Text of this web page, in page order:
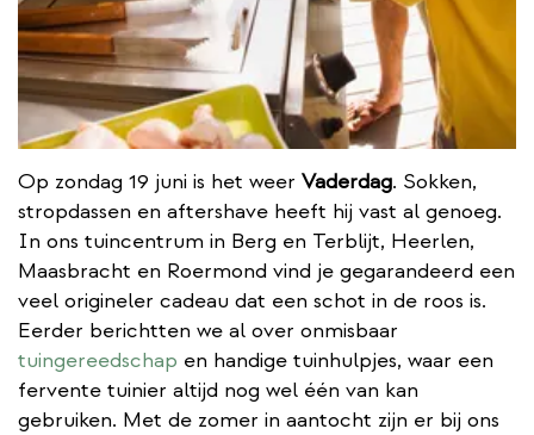
Op zondag 19 juni is het weer Vaderdag. Sokken,
stropdassen en aftershave heeft hij vast al genoeg.
In ons tuincentrum in Berg en Terblijt, Heerlen,
Maasbracht en Roermond vind je gegarandeerd een
veel origineler cadeau dat een schot in de roos is.
Eerder berichtten we al over onmisbaar
tuingereedschap en handige tuinhulpjes, waar een
fervente tuinier altijd nog wel één van kan
gebruiken. Met de zomer in aantocht zijn er bij ons